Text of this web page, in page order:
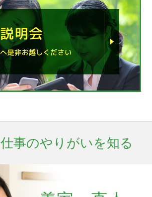
仕事のやりがいを知る